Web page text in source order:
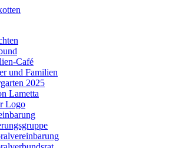
Café
und Familien
2025
Lametta
Logo